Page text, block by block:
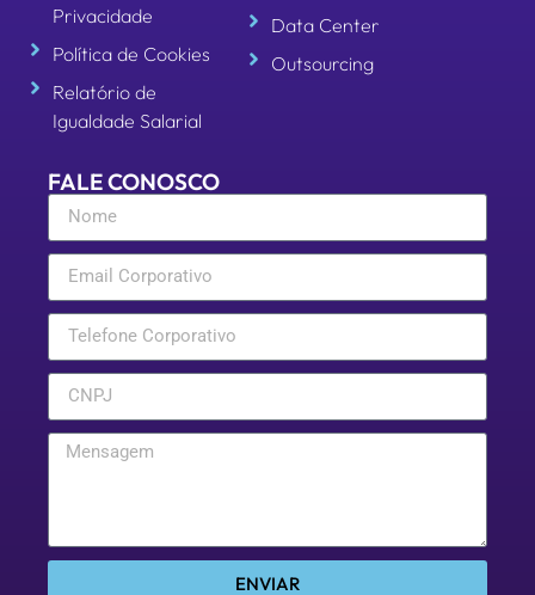
Privacidade
Política de Cookies
Relatório de
Igualdade Salarial
Data Center
Outsourcing
FALE CONOSCO
ENVIAR